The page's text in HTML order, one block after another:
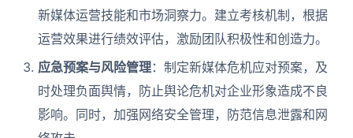
新媒体运营技能和市场洞察力。建立考核机制，根据
运营效果进行绩效评估，激励团队积极性和创造力。
应急预案与风险管理：制定新媒体危机应对预案，及
时处理负面舆情，防止舆论危机对企业形象造成不良
影响。同时，加强网络安全管理，防范信息泄露和网